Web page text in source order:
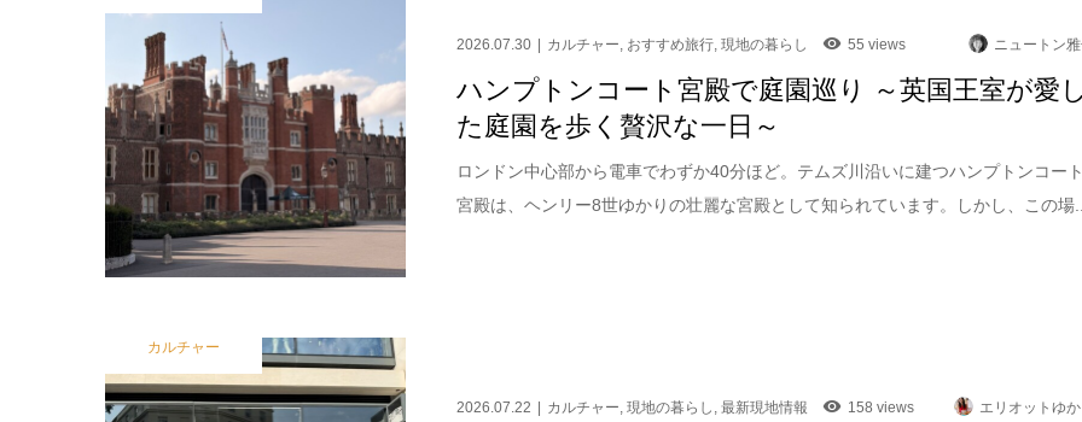
2026.07.30 カルチャー, おすすめ旅行,現地の暮らし 55 views ニュートン
ハンプトンコート宮殿で庭園巡り ～英国王室が愛し
た庭園を歩く贅沢な一日～
ロンドン中心部から電車でわずか40分ほど。テムズ川沿いに建つハンプトンコート
宮殿は、ヘンリー8世ゆかりの壮麗な宮殿として知られています。しかし、この場...
カルチャー
2026.07.22 カルチャー ,現地の暮らし ,最新現地情報 158 views エリオットゆか